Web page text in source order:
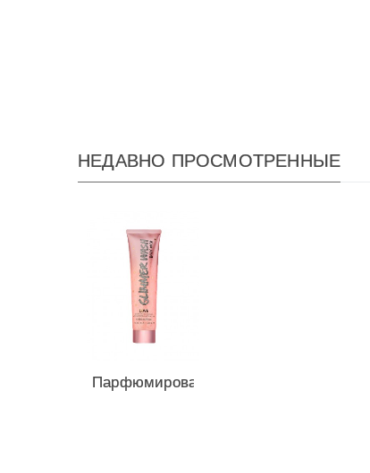
НЕДАВНО ПРОСМОТРЕННЫЕ
Парфюмированный